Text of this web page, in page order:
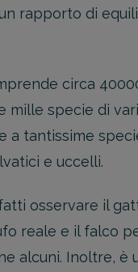
rapporto di
circa
mille specie di
a tantissime
e uccelli.
osservare il
reale e il falco
alcuni. Inoltre, è